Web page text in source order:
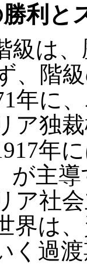
利と
は、
、階
年に
ア独
年
が主
ア社
界は
く過